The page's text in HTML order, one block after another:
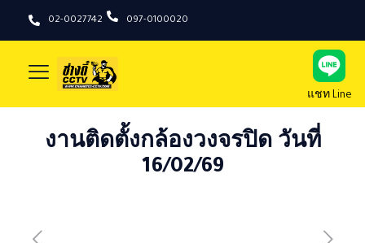
02-0027742 097-0100020
แชท Line
งานติดตั้งกล้องวงจรปิด วันที่
16/02/69